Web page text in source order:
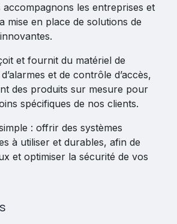
accompagnons les entreprises et
mise en place de solutions de
et fournit du matériel de
et de contrôle d’accès,
des produits sur mesure pour
spécifiques de nos clients.
: offrir des systèmes
à utiliser et durables, afin de
et optimiser la sécurité de vos